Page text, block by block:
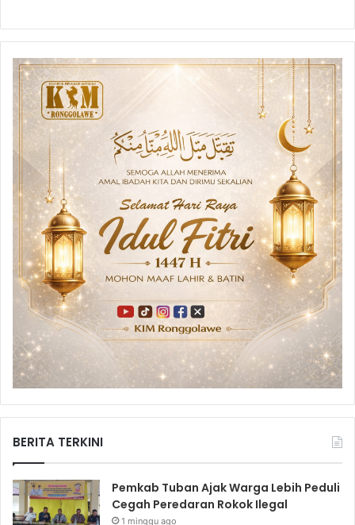
BERITA TERKINI
Pemkab Tuban Ajak Warga Lebih Peduli
Cegah Peredaran Rokok Ilegal
1 minggu ago